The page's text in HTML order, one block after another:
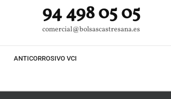
94 498 05 05
comercial@bolsascastresana.es
ANTICORROSIVO VCI